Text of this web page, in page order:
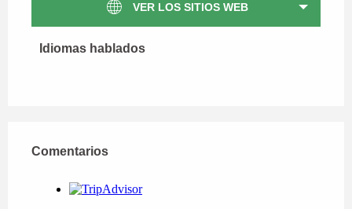
VER LOS SITIOS WEB
Idiomas hablados
Idiomas hablados
Comentarios
Comentarios